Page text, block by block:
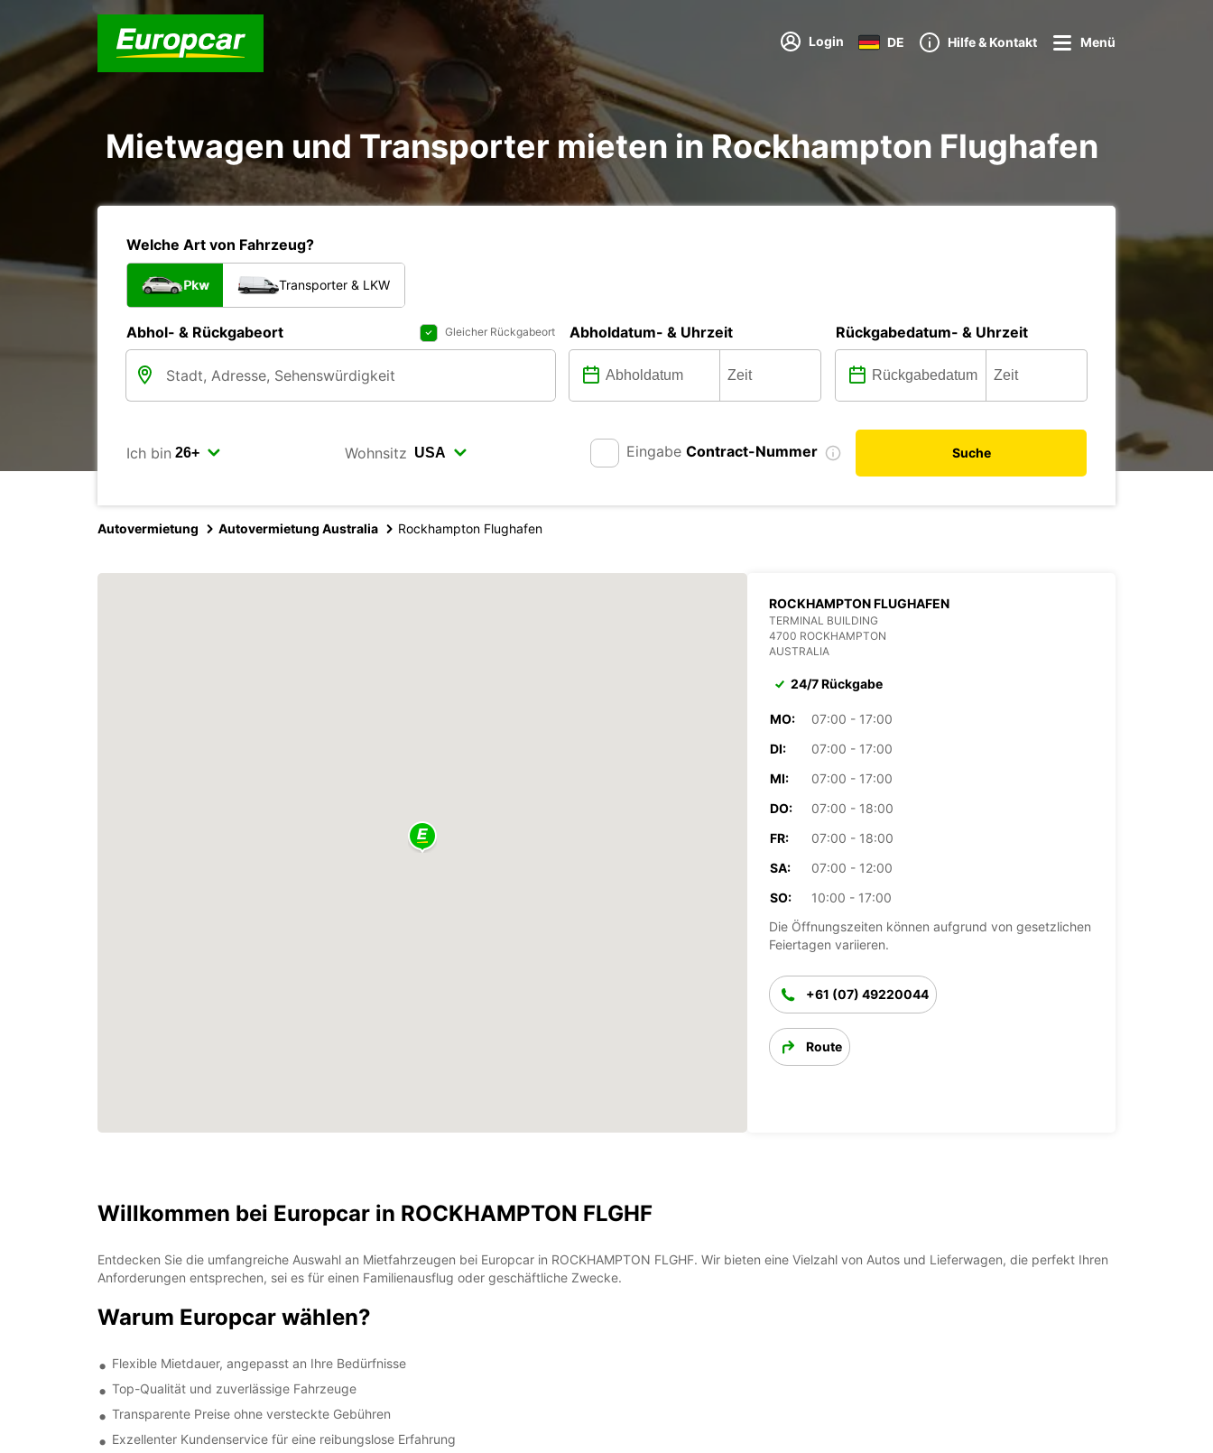
Login DE Hilfe & Kontakt Menü
Mietwagen und Transporter mieten in Rockhampton Flughafen
Welche Art von Fahrzeug?
Pkw Transporter & LKW
Abhol- & Rückgabeort Gleicher Rückgabeort Abholdatum- & Uhrzeit Rückgabedatum- & Uhrzeit
Ich bin Wohnsitz Eingabe Contract-Nummer Suche
Autovermietung Autovermietung Australia Rockhampton Flughafen
ROCKHAMPTON FLUGHAFEN
TERMINAL BUILDING
4700 ROCKHAMPTON
AUSTRALIA
24/7 Rückgabe
MO:
07:00 - 17:00
DI:
07:00 - 17:00
MI:
07:00 - 17:00
DO:
07:00 - 18:00
FR:
07:00 - 18:00
SA:
07:00 - 12:00
SO:
10:00 - 17:00
Die Öffnungszeiten können aufgrund von gesetzlichen
Feiertagen variieren.
+61 (07) 49220044
Route
Willkommen bei Europcar in ROCKHAMPTON FLGHF
Entdecken Sie die umfangreiche Auswahl an Mietfahrzeugen bei Europcar in ROCKHAMPTON FLGHF. Wir bieten eine Vielzahl von Autos und Lieferwagen, die perfekt Ihren
Anforderungen entsprechen, sei es für einen Familienausflug oder geschäftliche Zwecke.
Warum Europcar wählen?
Flexible Mietdauer, angepasst an Ihre Bedürfnisse
Top-Qualität und zuverlässige Fahrzeuge
Transparente Preise ohne versteckte Gebühren
Exzellenter Kundenservice für eine reibungslose Erfahrung